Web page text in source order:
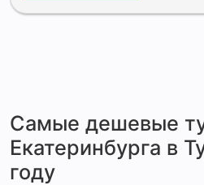
Самые дешевые
Екатеринбурга в
году